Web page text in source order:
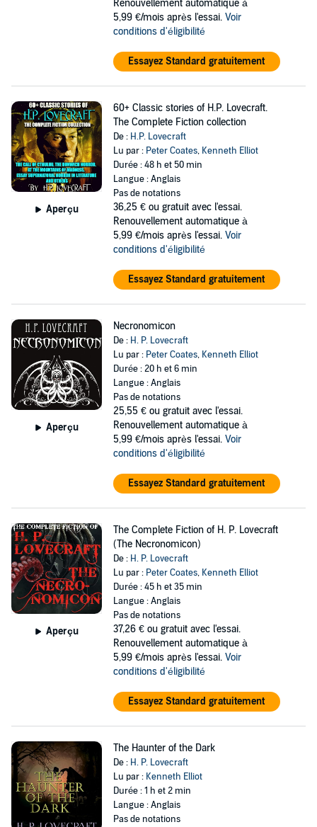
Renouvellement automatique à
5,99 €/mois après l'essai. Voir
conditions d'éligibilité
Essayez Standard gratuitement
Aperçu
60+ Classic stories of H.P. Lovecraft.
The Complete Fiction collection
De : H.P. Lovecraft
Lu par : Peter Coates, Kenneth Elliot
Durée : 48 h et 50 min
Langue : Anglais
Pas de notations
36,25 € ou gratuit avec l'essai.
Renouvellement automatique à
5,99 €/mois après l'essai. Voir
conditions d'éligibilité
Essayez Standard gratuitement
Aperçu
Necronomicon
De : H. P. Lovecraft
Lu par : Peter Coates, Kenneth Elliot
Durée : 20 h et 6 min
Langue : Anglais
Pas de notations
25,55 € ou gratuit avec l'essai.
Renouvellement automatique à
5,99 €/mois après l'essai. Voir
conditions d'éligibilité
Essayez Standard gratuitement
Aperçu
The Complete Fiction of H. P. Lovecraft
(The Necronomicon)
De : H. P. Lovecraft
Lu par : Peter Coates, Kenneth Elliot
Durée : 45 h et 35 min
Langue : Anglais
Pas de notations
37,26 € ou gratuit avec l'essai.
Renouvellement automatique à
5,99 €/mois après l'essai. Voir
conditions d'éligibilité
Essayez Standard gratuitement
The Haunter of the Dark
De : H. P. Lovecraft
Lu par : Kenneth Elliot
Durée : 1 h et 2 min
Langue : Anglais
Pas de notations